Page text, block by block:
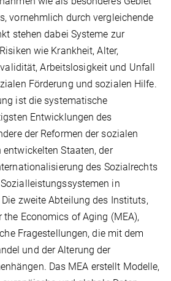
vornehmlich durch vergleichende
stehen dabei Systeme zur
wie Krankheit, Alter,
Arbeitslosigkeit und Unfall
Förderung und sozialen Hilfe.
ist die systematische
Entwicklungen des
der Reformen der sozialen
Staaten, der
des Sozialrechts
in
zweite Abteilung des Instituts,
Economics of Aging (MEA),
Fragestellungen, die mit dem
und der Alterung der
Das MEA erstellt Modelle,